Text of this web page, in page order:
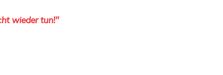
wieder tun!"